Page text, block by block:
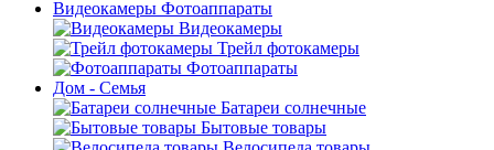
Видеокамеры Фотоаппараты
Видеокамеры
Трейл фотокамеры
Фотоаппараты
Дом - Семья
Батареи солнечные
Бытовые товары